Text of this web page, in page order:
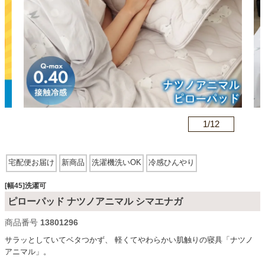
最短発送 冷感ラグ 冷感寝具 ワークデスク ウィルトンラ
カテゴリから探す
ソファ
ダイニングテーブル・セット
椅子・チェア
1/12
宅配便お届け 新商品 洗濯機洗いOK 冷感ひんやり
[幅45]洗濯可
ピローパッド ナツノアニマル シマエナガ
商品番号 13801296
サラッとしていてベタつかず、 軽くてやわらかい肌触りの寝具「ナツノ
アニマル」。